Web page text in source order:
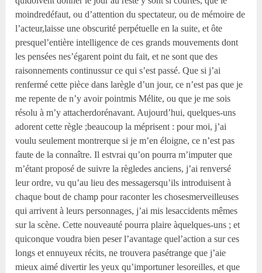
moindredéfaut, ou d’attention du spectateur, ou de mémoire de
l’acteur,laisse une obscurité perpétuelle en la suite, et ôte
presquel’entière intelligence de ces grands mouvements dont
les pensées nes’égarent point du fait, et ne sont que des
raisonnements continussur ce qui s’est passé. Que si j’ai
renfermé cette pièce dans larègle d’un jour, ce n’est pas que je
me repente de n’y avoir pointmis Mélite, ou que je me sois
résolu à m’y attacherdorénavant. Aujourd’hui, quelques-uns
adorent cette règle ;beaucoup la méprisent : pour moi, j’ai
voulu seulement montrerque si je m’en éloigne, ce n’est pas
faute de la connaître. Il estvrai qu’on pourra m’imputer que
m’étant proposé de suivre la règledes anciens, j’ai renversé
leur ordre, vu qu’au lieu des messagersqu’ils introduisent à
chaque bout de champ pour raconter les chosesmerveilleuses
qui arrivent à leurs personnages, j’ai mis lesaccidents mêmes
sur la scène. Cette nouveauté pourra plaire àquelques-uns ; et
quiconque voudra bien peser l’avantage quel’action a sur ces
longs et ennuyeux récits, ne trouvera pasétrange que j’aie
mieux aimé divertir les yeux qu’importuner lesoreilles, et que